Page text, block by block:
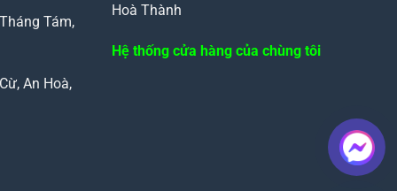
Tám,
An Hoà,
Hoà Thành
Hệ thống cửa hàng của chùng tôi